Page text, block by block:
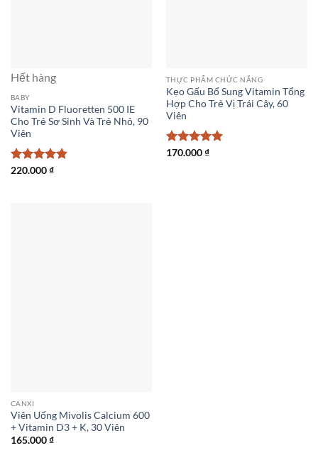
Hết hàng
BABY
Vitamin D Fluoretten 500 IE
Cho Trẻ Sơ Sinh Và Trẻ Nhỏ, 90
Viên
Được xếp
220.000₫
THỰC PHẨM CHỨC NĂNG
Kẹo Gấu Bổ Sung Vitamin Tổng
Hợp Cho Trẻ Vị Trái Cây, 60
Viên
Được xếp
170.000₫
CANXI
Viên Uống Mivolis Calcium 600
+ Vitamin D3 + K, 30 Viên
165.000₫